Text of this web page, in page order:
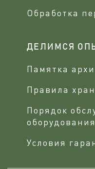
Обработка
ДЕЛИМСЯ
Памятка
Правила
Порядок
оборудования
Условия